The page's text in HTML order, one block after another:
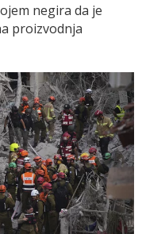
negira da je
proizvodnja